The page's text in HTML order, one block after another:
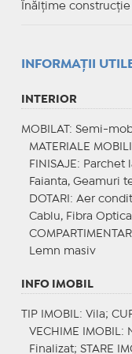
Înălțime construcție
INFORMAŢII
INTERIOR
MOBILAT : Semi-
MATERIALE
FINISAJE : Parchet
Faianta, Geamuri
DOTARI : Aer
Cablu, Fibra
Lemn masiv
INFO IMOBIL
TIP IMOBIL : Vila;
VECHIME IMOBIL :
Finalizat; STARE